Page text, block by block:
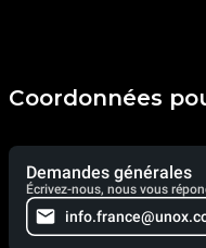
Coordonnées
Demandes générales
Écrivez-nous, nous vous